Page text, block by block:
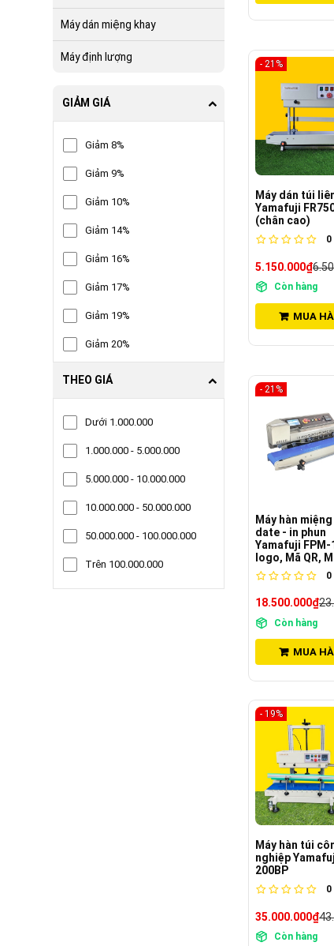
- 21%
Máy dán túi
Yamafuji
(chân cao)
0
5.150.000₫
Còn hàng
MUA
- 21%
Máy hàn
date - in phun
Yamafuji FPM-
logo, Mã QR,
0
18.500.000₫
Còn hàng
MUA
- 19%
Máy hàn túi
nghiệp
200BP
0
35.000.000₫
Còn hàng
Máy dán miệng khay
Máy định lượng
GIẢM GIÁ
Giảm 8%
Giảm 9%
Giảm 10%
Giảm 14%
Giảm 16%
Giảm 17%
Giảm 19%
Giảm 20%
Giảm 21%
Giảm 23%
Giảm 26%
THEO GIÁ
Dưới 1.000.000
1.000.000 - 5.000.000
5.000.000 - 10.000.000
10.000.000 - 50.000.000
50.000.000 - 100.000.000
Trên 100.000.000